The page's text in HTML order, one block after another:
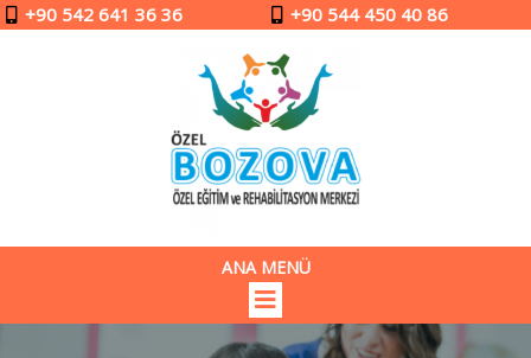
+90 542 641 36 36 +90 544 450 40 86
ANA MENÜ